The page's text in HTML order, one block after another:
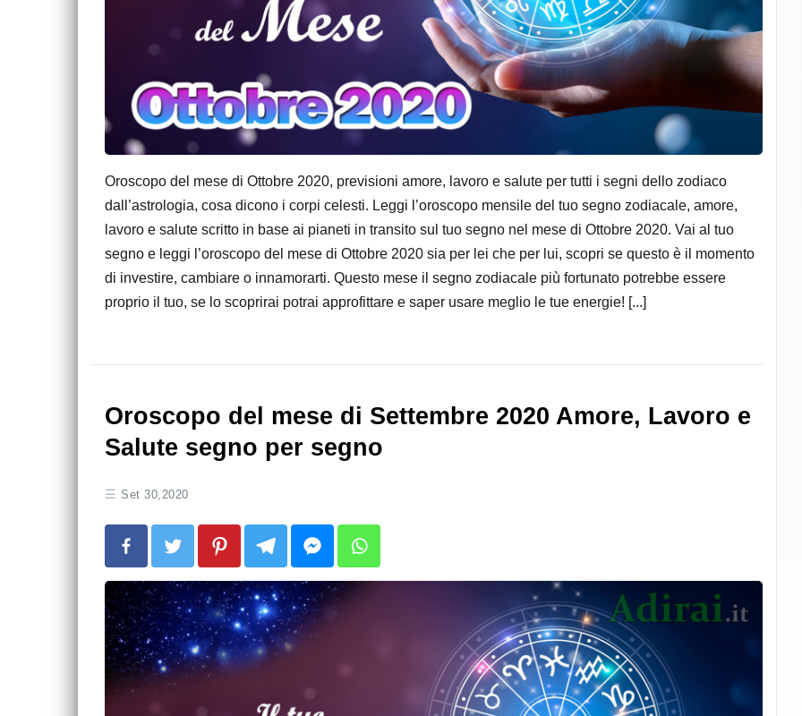
Oroscopo del mese di Ottobre 2020, previsioni amore, lavoro e salute per tutti i segni dello zodiaco
dall’astrologia, cosa dicono i corpi celesti. Leggi l’oroscopo mensile del tuo segno zodiacale, amore,
lavoro e salute scritto in base ai pianeti in transito sul tuo segno nel mese di Ottobre 2020. Vai al tuo
segno e leggi l’oroscopo del mese di Ottobre 2020 sia per lei che per lui, scopri se questo è il momento
di investire, cambiare o innamorarti. Questo mese il segno zodiacale più fortunato potrebbe essere
proprio il tuo, se lo scoprirai potrai approfittare e saper usare meglio le tue energie! [...]
Oroscopo del mese di Settembre 2020 Amore, Lavoro e
Salute segno per segno
Set 30,2020